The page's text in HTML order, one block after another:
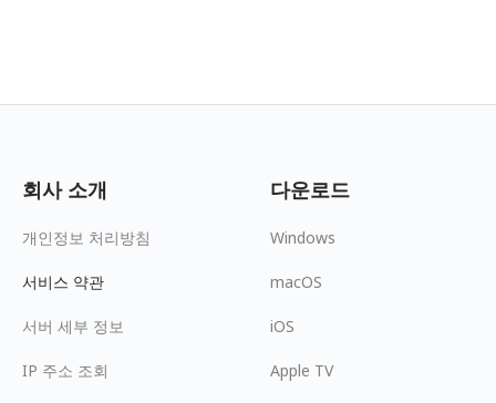
회사 소개
개인정보 처리방침
서비스 약관
서버 세부 정보
IP 주소 조회
다운로드
Windows
macOS
iOS
Apple TV